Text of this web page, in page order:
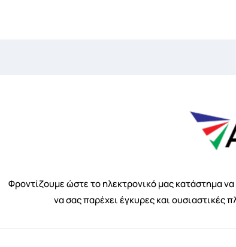
Φροντίζουμε ώστε το ηλεκτρονικό μας κατάστημα
να σας παρέχει έγκυρες και ουσιαστικές